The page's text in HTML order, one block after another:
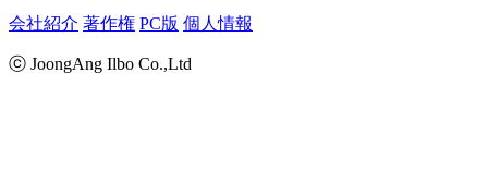
会社紹介 著作権 PC版 個人情報
ⓒ JoongAng Ilbo Co.,Ltd